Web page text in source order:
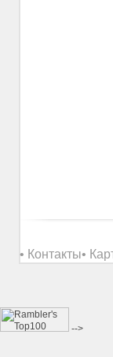
• Контакты•
-->